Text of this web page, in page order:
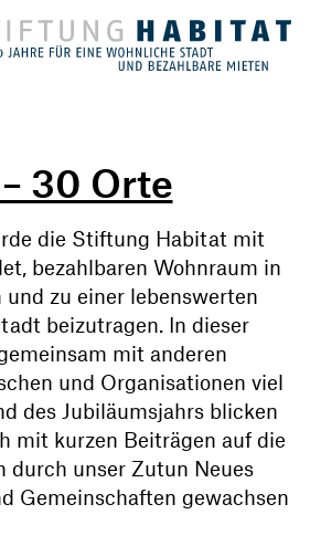
30 Orte
die Stiftung Habitat mit
bezahlbaren Wohnraum in
und zu einer lebenswerten
beizutragen. In dieser
mit anderen
und Organisationen viel
des Jubiläumsjahrs blicken
mit kurzen Beiträgen auf die
durch unser Zutun Neues
Gemeinschaften gewachsen